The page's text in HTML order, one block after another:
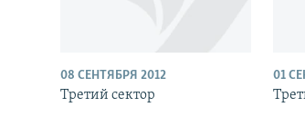
08 СЕНТЯБРЯ 2012
Третий сектор
01